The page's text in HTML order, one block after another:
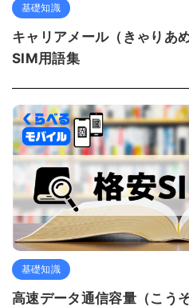
基礎知識
キャリアメール（きゃりあ
SIM用語集
基礎知識
高速データ通信容量（こう